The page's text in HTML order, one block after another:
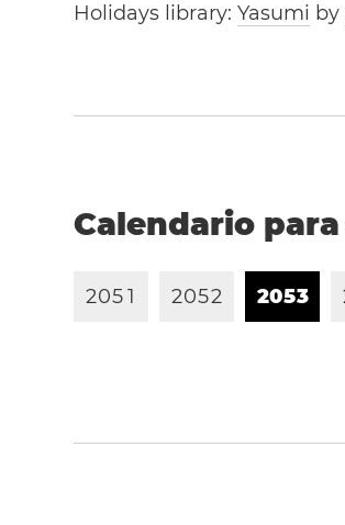
Holidays library:Yasumi by
Calendario
2051 2052 2053